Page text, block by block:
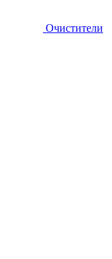
Очистители